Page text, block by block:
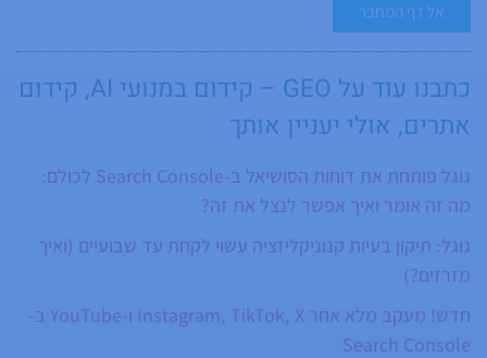
בצורה ישירה, מחפש תמיד דרכים לייעל ולהשיג
יותר. חובב צ’ק ליסטים חודשיים ברמה של פרויקט
בפני עצמו. בונה, משפר, מדייק ומוסיף עוד
סעיפים כל חודש, כי תמיד יש עוד משהו שאפשר
לבדוק. נכנס לעומק של בדיקות, מצליב נתונים,
שהוא מגיע לשורש הבעיה. בזמנו הפנוי הוא חי
ונושם את עולם הפאדל: שחקן פאדל מקצועי
שהוא עומד להגיע רחוק. משתפר כל הזמן ומנצל
אל דף המחבר
כתבנו עוד על GEO – קידום במנועי AI , קידום
אתרים, אולי יעניין אותך
גוגל פותחת את דוחות הסושיאל ב-Search Console לכולם:
מה זה אומר ואיך אפשר לנצל את זה?
גוגל: תיקון בעיות קנוניקליזציה עשוי לקחת עד שבועיים (ואיך
מזרזים?)
חדש! מעקב מלא אחר Instagram, TikTok, X ו-YouTube ב-
Search Console